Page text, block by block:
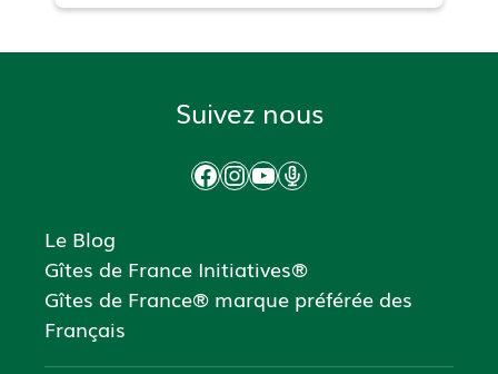
Suivez nous
Facebook
Instagram
YouTube
Podcast
Le Blog
Gîtes de France Initiatives®
Gîtes de France® marque préférée des
Français